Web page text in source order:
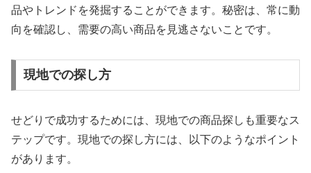
品やトレンドを発掘することができます。秘密は、常に動
向を確認し、需要の高い商品を見逃さないことです。
現地での探し方
せどりで成功するためには、現地での商品探しも重要なス
テップです。現地での探し方には、以下のようなポイント
があります。